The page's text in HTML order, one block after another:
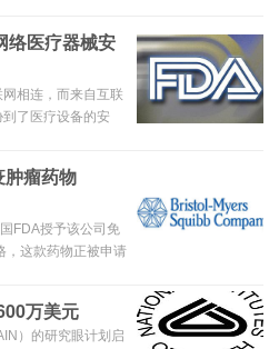
络医疗器械安
相连，而来自互联
了医疗设备的安
瘤药物
FDA授予该公司免
，这款药物正被申请
万美元
）的研究眼计划启